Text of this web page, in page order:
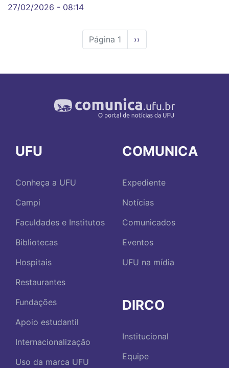
27/02/2026 - 08:14
Página 1
Próxima
página
››
UFU
Conheça a UFU
Campi
Faculdades e Institutos
Bibliotecas
Hospitais
Restaurantes
Fundações
Apoio estudantil
Internacionalização
Uso da marca UFU
COMUNICA
Expediente
Notícias
Comunicados
Eventos
UFU na mídia
DIRCO
Institucional
Equipe